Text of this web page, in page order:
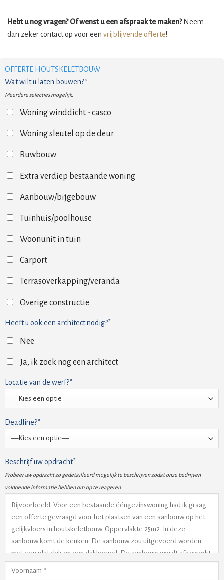
Hebt u nog vragen? Of wenst u een afspraak te maken?Neem
dan zeker contact op voor een vrijblijvende offerte!
OFFERTE HOUTSKELETBOUW
Wat wilt u laten bouwen?*
Meerdere selecties mogelijk.
Woning winddicht - casco
Woning sleutel op de deur
Ruwbouw
Extra verdiep bestaande woning
Aanbouw/bijgebouw
Tuinhuis/poolhouse
Woonunit in tuin
Carport
Terrasoverkapping/veranda
Overige constructie
Heeft u ook een architect nodig?*
Nee
Ja, ik zoek nog een architect
Locatie van de werf?*
Deadline?*
Beschrijf uw opdracht*
Probeer uw opdracht zo gedetailleerd mogelijk te beschrijven zodat onze bedrijven
voldoende informatie hebben om op te reageren.